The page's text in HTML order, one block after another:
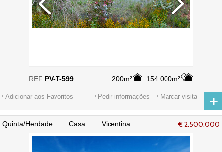
200m² 154.000m²
REF PV-T-599
Adicionar aos Favoritos Marcar visita
Pedir informações
€ 2.500.000
Quinta/Herdade Casa Vicentina